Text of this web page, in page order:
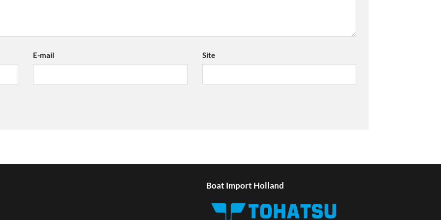
E-mail Site
Boat Import Holland